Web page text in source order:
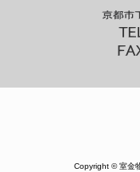
Copyright © 室金